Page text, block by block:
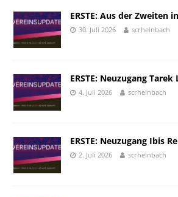
ERSTE: Aus der Zweiten
30. Juli 2026 scrheinbach
ERSTE: Neuzugang
4. Juli 2026 scrheinbach
ERSTE: Neuzugang Ibis
2. Juli 2026 scrheinbach